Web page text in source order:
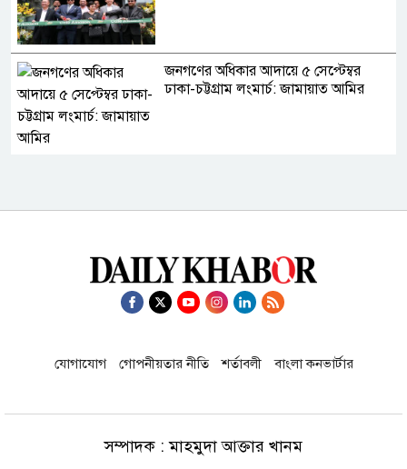
জনগণের অধিকার আদায়ে ৫ সেপ্টেম্বর
ঢাকা-চট্টগ্রাম লংমার্চ: জামায়াত আমির
স্বাভাবিক হবে-জ্বালানি ও খনিজসম্পদ মন্ত্রী
স্বর্ণের দামে এবার বড় লাফ, ভরিতে বাড়ল
যোগাযোগ গোপনীয়তার নীতি শর্তাবলী বাংলা কনভার্টার
সম্পাদক : মাহমুদা আক্তার খানম